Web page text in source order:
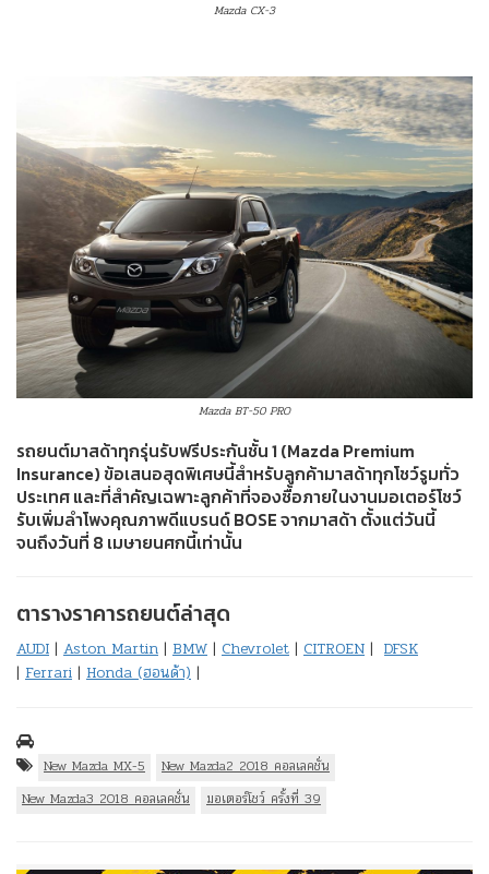
Mazda CX-3
Mazda BT-50 PRO
รถยนต์มาสด้าทุกรุ่นรับฟรีประกันชั้น 1 (Mazda Premium
Insurance) ข้อเสนอสุดพิเศษนี้สำหรับลูกค้ามาสด้าทุกโชว์รูมทั่ว
ประเทศ และที่สำคัญเฉพาะลูกค้าที่จองซื้อภายในงานมอเตอร์โชว์
รับเพิ่มลำโพงคุณภาพดีแบรนด์ BOSE จากมาสด้า ตั้งแต่วันนี้
จนถึงวันที่ 8 เมษายนศกนี้เท่านั้น
ตารางราคารถยนต์ล่าสุด
AUDI | Aston Martin | BMW | Chevrolet | CITROEN | DFSK
| Ferrari | Honda (ฮอนด้า) |
New Mazda MX-5
New Mazda2 2018 คอลเลคชั่น
New Mazda3 2018 คอลเลคชั่น
มอเตอร์โชว์ ครั้งที่ 39